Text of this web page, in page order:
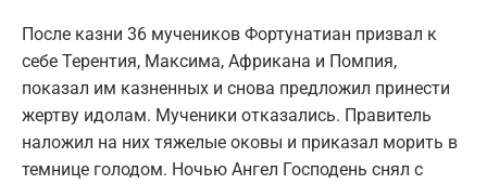
После казни 36 мучеников Фортунатиан призвал к
себе Терентия, Максима, Африкана и Помпия,
показал им казненных и снова предложил принести
жертву идолам. Мученики отказались. Правитель
наложил на них тяжелые оковы и приказал морить в
темнице голодом. Ночью Ангел Господень снял с